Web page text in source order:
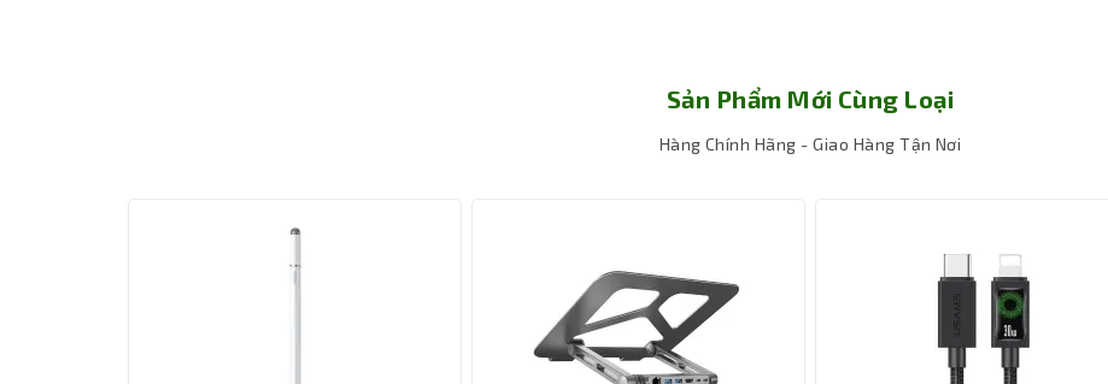
Sản Phẩm Mới Cùng Loại
Hàng Chính Hãng - Giao Hàng Tận Nơi